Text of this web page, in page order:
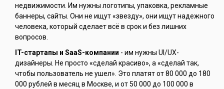
недвижимости. Им нужны логотипы, упаковка, рекламные
баннеры, сайты. Они не ищут «звезду», они ищут надежного
человека, который сделает всё в срок и без лишних
вопросов.
IT-стартапы и SaaS-компании - им нужны UI/UX-
дизайнеры. Не просто «сделай красиво», а «сделай так,
чтобы пользователь не ушел». Это платят от 80 000 до 180
000 рублей в месяц в Москве, и от 50 000 до 100 000 в